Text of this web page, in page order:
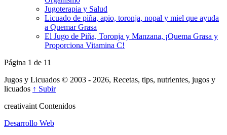
Jugoterapia y Salud
Licuado de piña, apio, toronja, nopal y miel que ayuda
a Quemar Grasa
El Jugo de Piña, Toronja y Manzana, ¡Quema Grasa y
Proporciona Vitamina C!
Página 1 de 11
Jugos y Licuados © 2003 - 2026, Recetas, tips, nutrientes, jugos y
licuados ↑ Subir
creativaint Contenidos
Desarrollo Web